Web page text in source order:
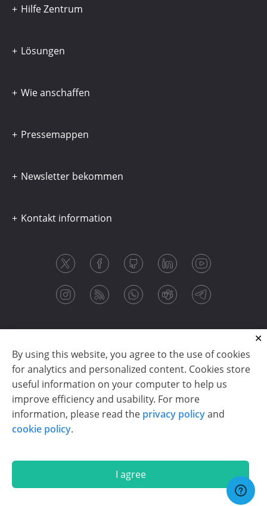
By using this website, you agree to the use of cookies
for analytics and personalized content. Cookies store
useful information on your computer to help us
improve efficiency and usability. For more
information, please read the privacy policyand
cookie policy.
I agree
Hilfe Zentrum
Lösungen
Wie anschaffen
Pressemappen
Newsletter bekommen
Kontakt information
Copyright © 2003-2026 CloudReports sp. z o.o. (dba
Stimulsoft). All rights reserved.
En De